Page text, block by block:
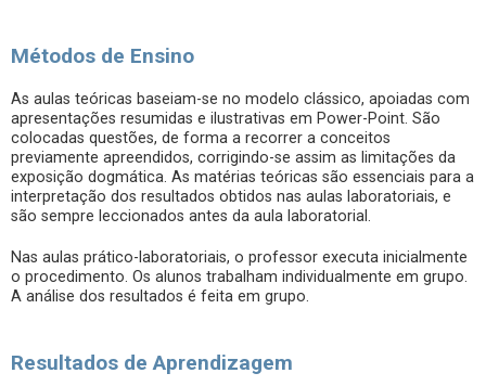
Métodos de Ensino
As aulas teóricas baseiam-se no modelo clássico, apoiadas com
apresentações resumidas e ilustrativas em Power-Point. São
colocadas questões, de forma a recorrer a conceitos
previamente apreendidos, corrigindo-se assim as limitações da
exposição dogmática. As matérias teóricas são essenciais para a
interpretação dos resultados obtidos nas aulas laboratoriais, e
são sempre leccionados antes da aula laboratorial.
Nas aulas prático-laboratoriais, o professor executa inicialmente
o procedimento. Os alunos trabalham individualmente em grupo.
A análise dos resultados é feita em grupo.
Resultados de Aprendizagem